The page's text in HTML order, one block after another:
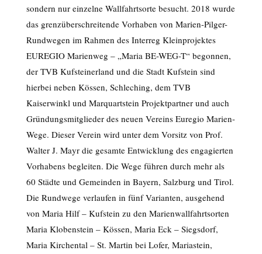
sondern nur einzelne Wallfahrtsorte besucht. 2018 wurde
das grenzüberschreitende Vorhaben von Marien-Pilger-
Rundwegen im Rahmen des Interreg Kleinprojektes
EUREGIO Marienweg – „Maria BE-WEG-T“ begonnen,
der TVB Kufsteinerland und die Stadt Kufstein sind
hierbei neben Kössen, Schleching, dem TVB
Kaiserwinkl und Marquartstein Projektpartner und auch
Gründungsmitglieder des neuen Vereins Euregio Marien-
Wege. Dieser Verein wird unter dem Vorsitz von Prof.
Walter J. Mayr die gesamte Entwicklung des engagierten
Vorhabens begleiten. Die Wege führen durch mehr als
60 Städte und Gemeinden in Bayern, Salzburg und Tirol.
Die Rundwege verlaufen in fünf Varianten, ausgehend
von Maria Hilf – Kufstein zu den Marienwallfahrtsorten
Maria Klobenstein – Kössen, Maria Eck – Siegsdorf,
Maria Kirchental – St. Martin bei Lofer, Mariastein,